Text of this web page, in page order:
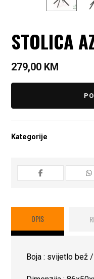
STOLICA
279,00 KM
Kategorije
OPIS
Boja : svijetlo bež